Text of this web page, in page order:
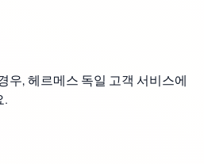
우, 헤르메스 독일 고객 서비스에
.